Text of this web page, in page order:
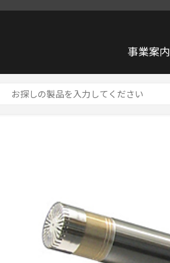
事業案内
プリアンプ一体型マイクロホン TYPE